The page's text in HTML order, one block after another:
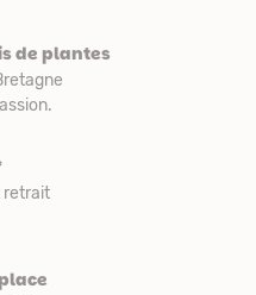
de plantes
retrait